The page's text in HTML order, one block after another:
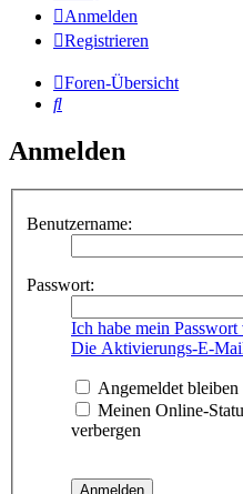
Anmelden
Registrieren
Foren-Übersicht
Suche
Anmelden
Benutzername:
Passwort:
Ich habe mein Passwort
Die Aktivierungs-E-
Angemeldet bleiben
Meinen Online-
verbergen